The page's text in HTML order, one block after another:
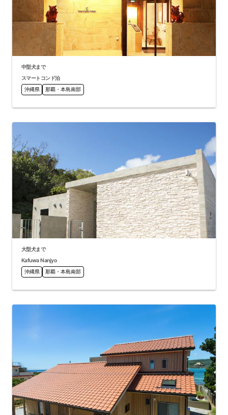
中型犬まで
スマートコンド泊
沖縄県
那覇・本島南部
大型犬まで
Kafuwa Nanjyo
沖縄県
那覇・本島南部